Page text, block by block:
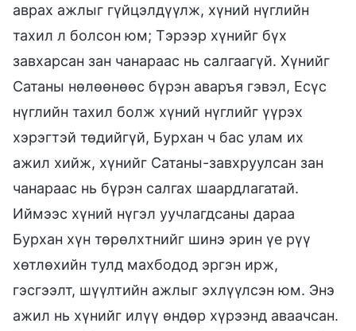
аврах ажлыг гүйцэлдүүлж, хүний нүглийн
тахил л болсон юм; Тэрээр хүнийг бүх
завхарсан зан чанараас нь салгаагүй. Хүнийг
Сатаны нөлөөнөөс бүрэн аваръя гэвэл, Есүс
нүглийн тахил болж хүний нүглийг үүрэх
хэрэгтэй төдийгүй, Бурхан ч бас улам их
ажил хийж, хүнийг Сатаны-завхруулсан зан
чанараас нь бүрэн салгах шаардлагатай.
Иймээс хүний нүгэл уучлагдсаны дараа
Бурхан хүн төрөлхтнийг шинэ эрин үе рүү
хөтлөхийн тулд махбодод эргэн ирж,
гэсгээлт, шүүлтийн ажлыг эхлүүлсэн юм. Энэ
ажил нь хүнийг илүү өндөр хүрээнд аваачсан.